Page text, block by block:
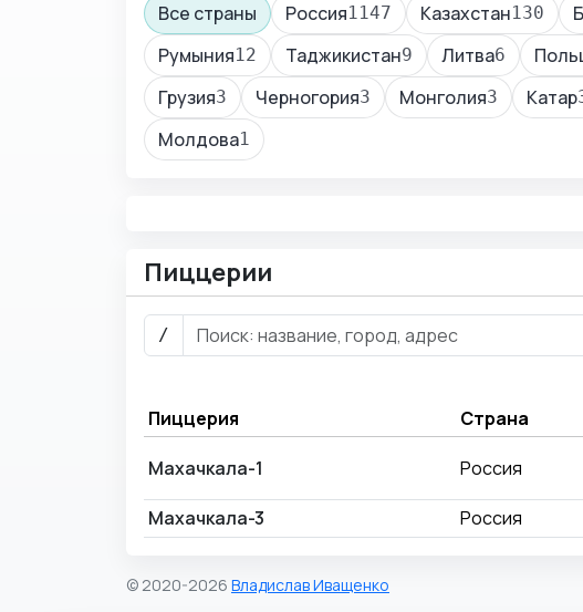
Все страны
Россия1147 Казахстан130
Румыния12 Таджикистан9 Литва6
Грузия3 Черногория3 Монголия3 Катар
Молдова1
Пиццерии
/
Пиццерия Страна
Махачкала-1 Россия
Махачкала-3 Россия
© 2020-2026 Владислав Иващенко